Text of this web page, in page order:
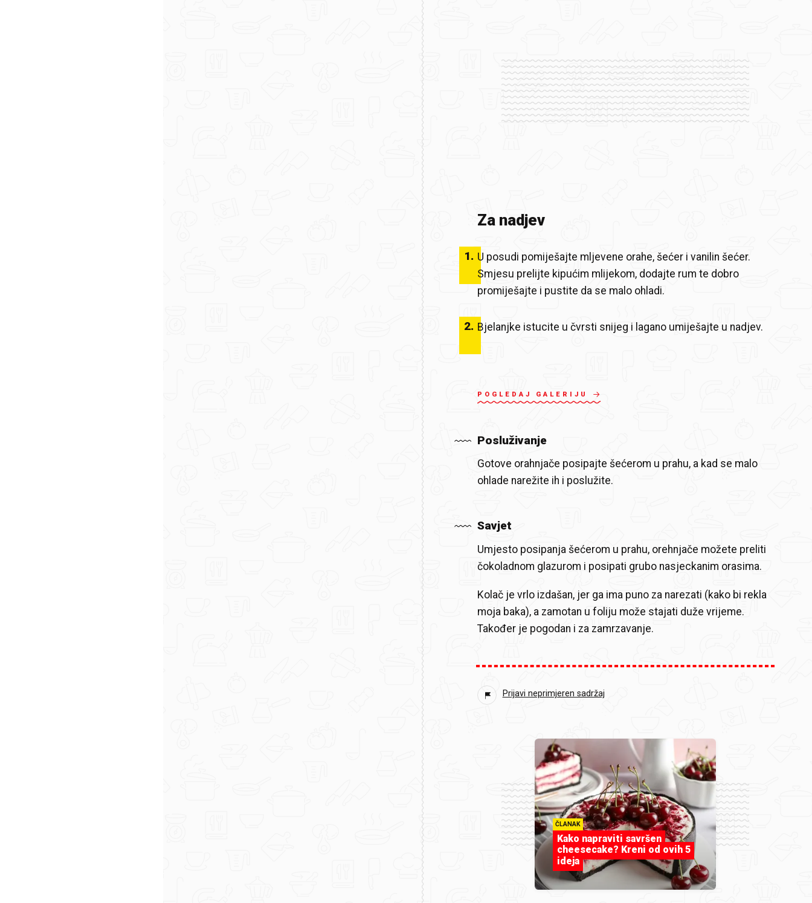
Za nadjev
1. U posudi pomiješajte mljevene orahe, šećer i vanilin šećer.
Smjesu prelijte kipućim mlijekom, dodajte rum te dobro
promiješajte i pustite da se malo ohladi.
2. Bjelanjke istucite u čvrsti snijeg i lagano umiješajte u nadjev.
POGLEDAJ GALERIJU
Posluživanje
Gotove orahnjače posipajte šećerom u prahu, a kad se malo
ohlade narežite ih i poslužite.
Savjet
Umjesto posipanja šećerom u prahu, orehnjače možete preliti
čokoladnom glazurom i posipati grubo nasjeckanim orasima.
Kolač je vrlo izdašan, jer ga ima puno za narezati (kako bi rekla
moja baka), a zamotan u foliju može stajati duže vrijeme.
Također je pogodan i za zamrzavanje.
Prijavi neprimjeren sadržaj
ČLANAK
Kako napraviti savršen
cheesecake? Kreni od ovih 5
ideja